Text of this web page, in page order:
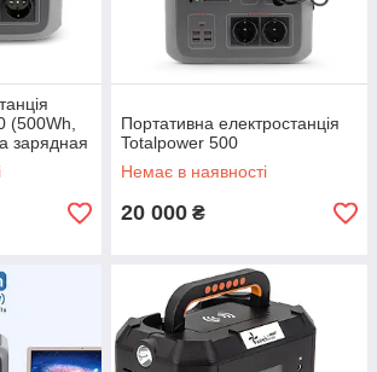
(500Wh,
зарядная
Портативна електростанція
Totalpower 500
Немає в наявності
20 000 ₴